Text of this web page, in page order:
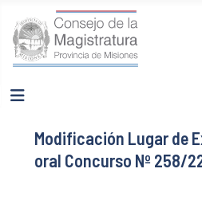
Modificación Lugar de
oral Concurso Nº 258/